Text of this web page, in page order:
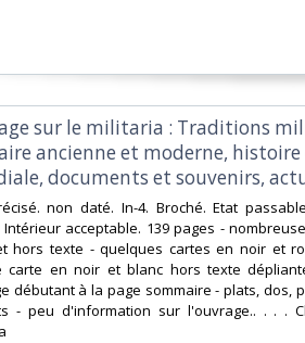
sur le militaria : Traditions
ancienne et moderne, histoire
documents et souvenirs,
non daté. In-4. Broché. Etat
Intérieur acceptable. 139 pages -
hors texte - quelques cartes en noir et
carte en noir et blanc hors texte
débutant à la page sommaire - plats, dos,
- peu d'information sur l'ouvrage.. . . .